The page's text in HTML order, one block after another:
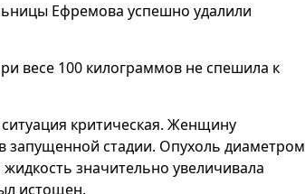
Ефремова успешно удалили
весе 100 килограммов не спешила к
критическая. Женщину
запущенной стадии. Опухоль диаметром
значительно увеличивала
истощен.